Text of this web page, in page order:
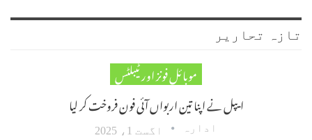
تازہ تحاریر
موبائل فونز اور ٹیبلٹس
ایپل نے اپنا تین اربواں آئی فون فروخت کر لیا
ادارہ اگست 1، 2025